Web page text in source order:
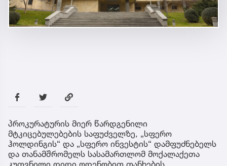
პროკურატურის მიერ წარდგენილი
მტკიცებულებების საფუძველზე, „სფერო
ჰოლდინგის“ და „სფერო ინვესტის“ დამფუძნებელს
და თანამშრომელს სასამართლომ მოქალაქეთა
კუთვნილი დიდი ოდენობით თანხების